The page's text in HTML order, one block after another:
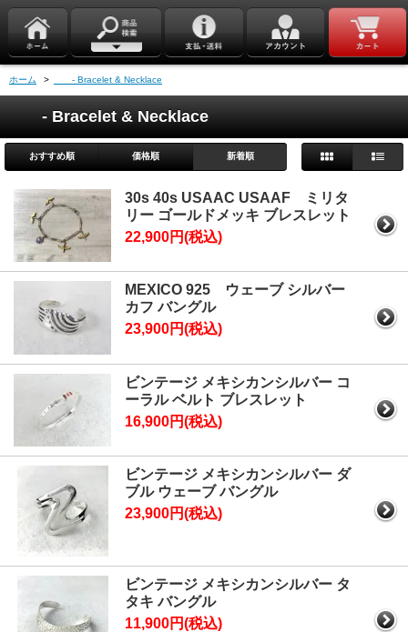
ホーム > - Bracelet & Necklace
- Bracelet & Necklace
おすすめ順 価格順 新着順
30s 40s USAAC USAAF ミリタ
リー ゴールドメッキ ブレスレット
22,900円(税込)
MEXICO 925 ウェーブ シルバー
カフ バングル
23,900円(税込)
ビンテージ メキシカンシルバー コ
ーラル ベルト ブレスレット
16,900円(税込)
ビンテージ メキシカンシルバー ダ
ブル ウェーブ バングル
23,900円(税込)
ビンテージ メキシカンシルバー タ
タキ バングル
11,900円(税込)